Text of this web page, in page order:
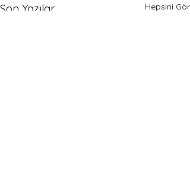
Son Yazılar Hepsini Gör